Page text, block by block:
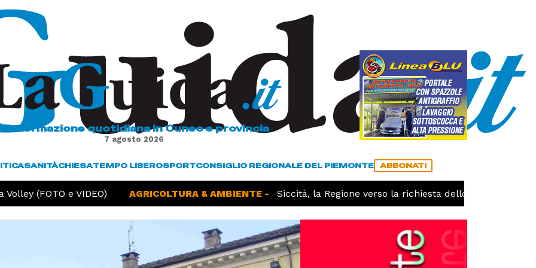
L'informazione quotidiana in Cuneo e provincia
7 agosto 2026
SANITÀCHIESATEMPO LIBEROSPORTCONSIGLIO REGIONALE DEL PIEMONTE ABBONATI
(FOTO e VIDEO) AGRICOLTURA & AMBIENTE - Siccità, la Regione verso la richiesta dello stato di